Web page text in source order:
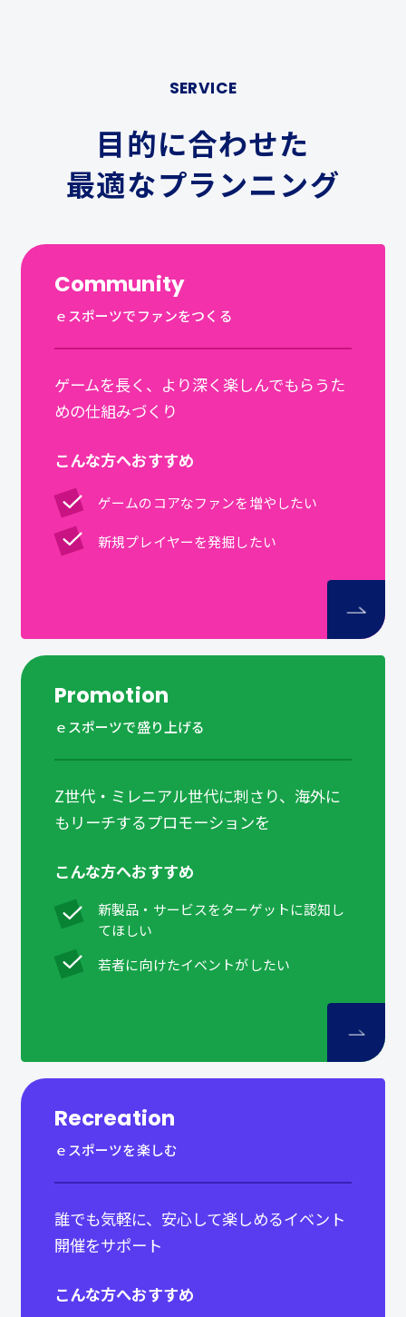
SERVICE
目的に合わせた
最適なプランニング
Community
ｅスポーツでファンをつくる
ゲームを長く、より深く楽しんでもらうた
めの仕組みづくり
こんな方へおすすめ
ゲームのコアなファンを増やしたい
新規プレイヤーを発掘したい
Promotion
ｅスポーツで盛り上げる
Z世代・ミレニアル世代に刺さり、海外に
もリーチするプロモーションを
こんな方へおすすめ
新製品・サービスをターゲットに認知し
てほしい
若者に向けたイベントがしたい
Recreation
ｅスポーツを楽しむ
誰でも気軽に、安心して楽しめるイベント
開催をサポート
こんな方へおすすめ